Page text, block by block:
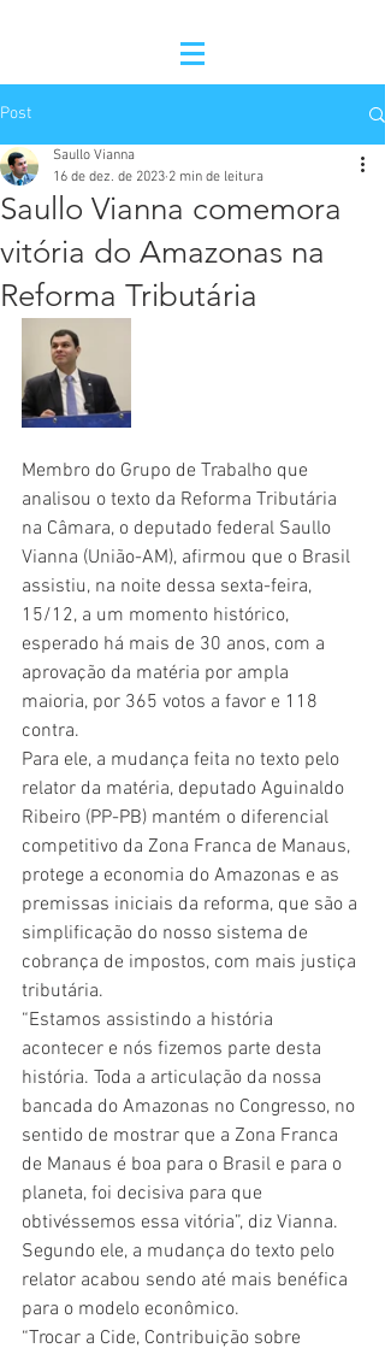
Post
Saullo Vianna comemora
vitória do Amazonas na
Reforma Tributária
Saullo Vianna
16 de dez. de 2023 2 min de leitura
Membro do Grupo de Trabalho que
analisou o texto da Reforma Tributária
na Câmara, o deputado federal Saullo
Vianna (União-AM), afirmou que o Brasil
assistiu, na noite dessa sexta-feira,
15/12, a um momento histórico,
esperado há mais de 30 anos, com a
aprovação da matéria por ampla
maioria, por 365 votos a favor e 118
contra.
Para ele, a mudança feita no texto pelo
relator da matéria, deputado Aguinaldo
Ribeiro (PP-PB) mantém o diferencial
competitivo da Zona Franca de Manaus,
protege a economia do Amazonas e as
premissas iniciais da reforma, que são a
simplificação do nosso sistema de
cobrança de impostos, com mais justiça
tributária.
“Estamos assistindo a história
acontecer e nós fizemos parte desta
história. Toda a articulação da nossa
bancada do Amazonas no Congresso, no
sentido de mostrar que a Zona Franca
de Manaus é boa para o Brasil e para o
planeta, foi decisiva para que
obtivéssemos essa vitória”, diz Vianna.
Segundo ele, a mudança do texto pelo
relator acabou sendo até mais benéfica
para o modelo econômico.
“Trocar a Cide, Contribuição sobre